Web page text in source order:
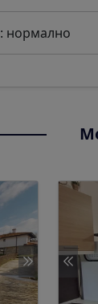
: нормално